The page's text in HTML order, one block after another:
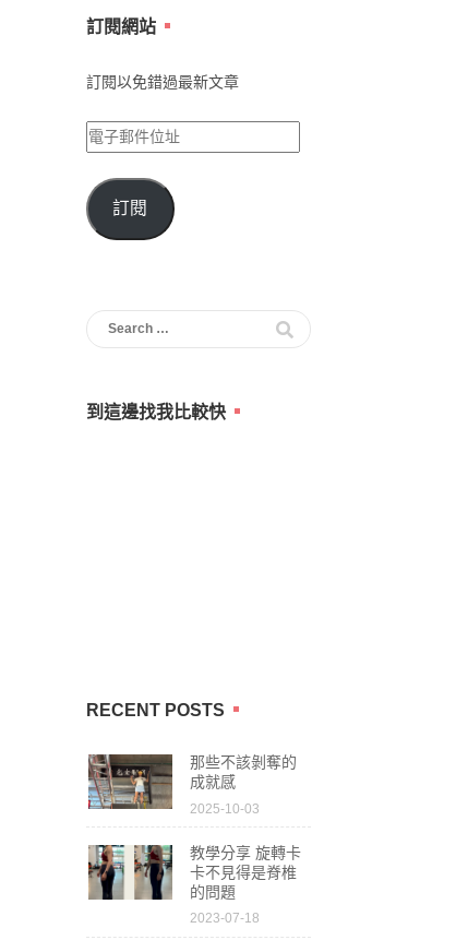
訂閱網站
訂閱以免錯過最新文章
電
郵
件
訂閱
Search
for:
到這邊找我比較快
RECENT POSTS
那些不該剝奪的
成就感
2025-10-03
教學分享 旋轉卡
卡不見得是脊椎
的問題
2023-07-18